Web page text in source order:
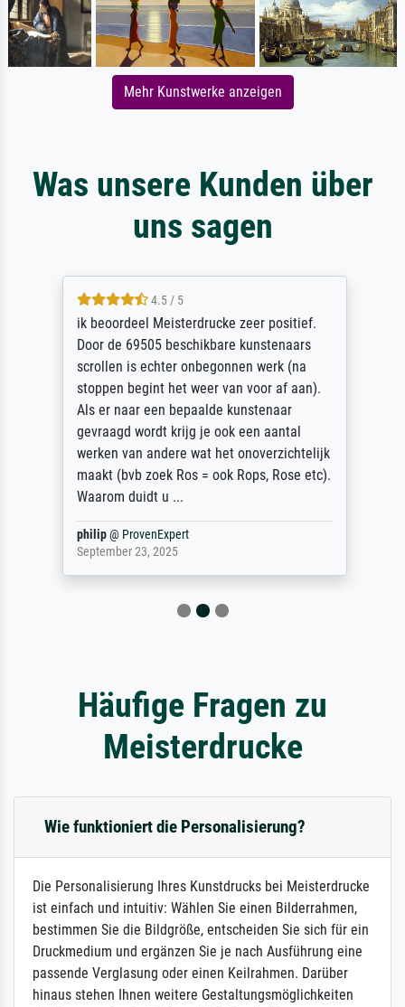
Mehr Kunstwerke anzeigen
Was unsere Kunden über
uns sagen
4.5 / 5
ik beoordeel Meisterdrucke zeer positief.
Door de 69505 beschikbare kunstenaars
scrollen is echter onbegonnen werk (na
stoppen begint het weer van voor af aan).
Als er naar een bepaalde kunstenaar
gevraagd wordt krijg je ook een aantal
werken van andere wat het onoverzichtelijk
maakt (bvb zoek Ros = ook Rops, Rose etc).
Waarom duidt u ...
philip@ ProvenExpert
September 23, 2025
Häufige Fragen zu
Meisterdrucke
Wie funktioniert die Personalisierung?
Die Personalisierung Ihres Kunstdrucks bei Meisterdrucke
ist einfach und intuitiv: Wählen Sie einen Bilderrahmen,
bestimmen Sie die Bildgröße, entscheiden Sie sich für ein
Druckmedium und ergänzen Sie je nach Ausführung eine
passende Verglasung oder einen Keilrahmen. Darüber
hinaus stehen Ihnen weitere Gestaltungsmöglichkeiten